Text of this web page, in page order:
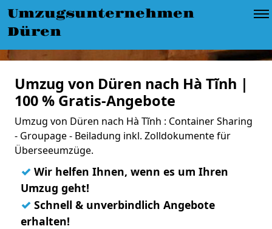
Umzugsunternehmen
Düren
Umzug von Düren nach Hà Tĩnh |
100 % Gratis-Angebote
Umzug von Düren nach Hà Tĩnh : Container Sharing
- Groupage - Beiladung inkl. Zolldokumente für
Überseeumzüge.
✓ Wir helfen Ihnen, wenn es um Ihren
Umzug geht!
✓ Schnell & unverbindlich Angebote
erhalten!